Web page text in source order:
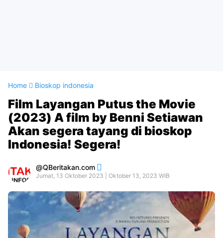
Home Bioskop indonesia
Film Layangan Putus the Movie
(2023) A film by Benni Setiawan
Akan segera tayang di bioskop
Indonesia! Segera!
QBeritakan.com
Jumat, 13 Oktober 2023 | Oktober 13, 2023 WIB